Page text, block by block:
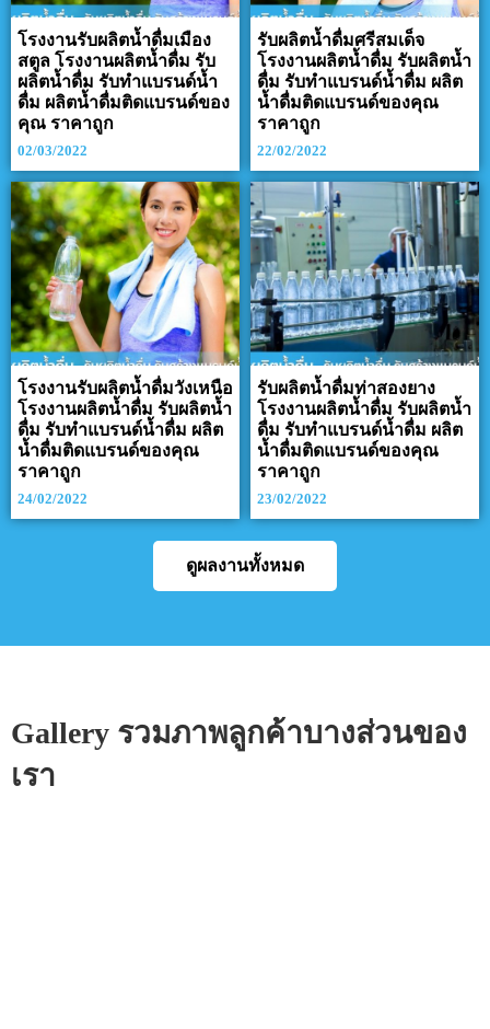
โรงงานรับผลิตน้ำดื่มเมือง
สตูล โรงงานผลิตน้ำดื่ม รับ
ผลิตน้ำดื่ม รับทำแบรนด์น้ำ
ดื่ม ผลิตน้ำดื่มติดแบรนด์ของ
คุณ ราคาถูก
02/03/2022
รับผลิตน้ำดื่มศรีสมเด็จ
โรงงานผลิตน้ำดื่ม รับผลิตน้ำ
ดื่ม รับทำแบรนด์น้ำดื่ม ผลิต
น้ำดื่มติดแบรนด์ของคุณ
ราคาถูก
22/02/2022
โรงงานรับผลิตน้ำดื่มวังเหนือ
โรงงานผลิตน้ำดื่ม รับผลิตน้ำ
ดื่ม รับทำแบรนด์น้ำดื่ม ผลิต
น้ำดื่มติดแบรนด์ของคุณ
ราคาถูก
24/02/2022
รับผลิตน้ำดื่มท่าสองยาง
โรงงานผลิตน้ำดื่ม รับผลิตน้ำ
ดื่ม รับทำแบรนด์น้ำดื่ม ผลิต
น้ำดื่มติดแบรนด์ของคุณ
ราคาถูก
23/02/2022
ดูผลงานทั้งหมด
Gallery รวมภาพลูกค้าบางส่วนของ
เรา